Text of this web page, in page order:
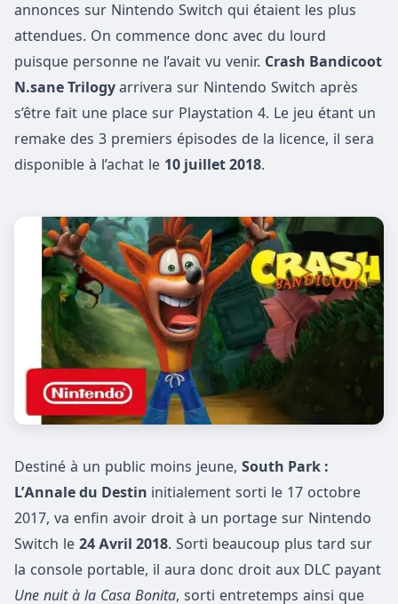
annonces sur Nintendo Switch qui étaient les plus
attendues. On commence donc avec du lourd
puisque personne ne l’avait vu venir. Crash Bandicoot
N.sane Trilogy arrivera sur Nintendo Switch après
s’être fait une place sur Playstation 4. Le jeu étant un
remake des 3 premiers épisodes de la licence, il sera
disponible à l’achat le 10 juillet 2018.
Destiné à un public moins jeune, South Park :
L’Annale du Destin initialement sorti le 17 octobre
2017, va enfin avoir droit à un portage sur Nintendo
Switch le 24 Avril 2018. Sorti beaucoup plus tard sur
la console portable, il aura donc droit aux DLC payant
Une nuit à la Casa Bonita, sorti entretemps ainsi que